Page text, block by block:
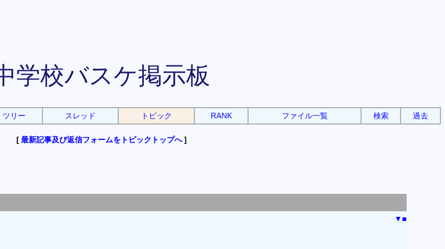
学校バスケ掲示板
ツリー スレッド トピック RANK ファイル一覧 検索 過去
[ 最新記事及び返信フォームをトピックトップへ]
▼■